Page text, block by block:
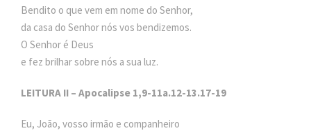
Bendito o que vem em nome do Senhor,
da casa do Senhor nós vos bendizemos.
O Senhor é Deus
e fez brilhar sobre nós a sua luz.
LEITURA II – Apocalipse 1,9-11a.12-13.17-19
Eu, João, vosso irmão e companheiro